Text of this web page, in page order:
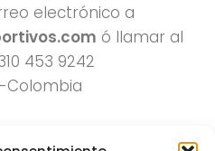
electrónico a
ó llamar al
453 9242
Colombia